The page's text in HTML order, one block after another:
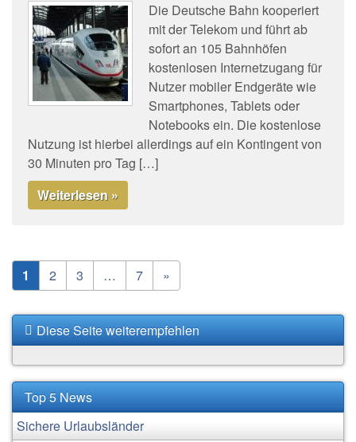
Die Deutsche Bahn kooperiert
mit der Telekom und führt ab
sofort an 105 Bahnhöfen
kostenlosen Internetzugang für
Nutzer mobiler Endgeräte wie
Smartphones, Tablets oder
Notebooks ein. Die kostenlose
Nutzung ist hierbei allerdings auf ein Kontingent von
30 Minuten pro Tag […]
Weiterlesen »
1 2 3 … 7 »
Diese Seite weiterempfehlen
Top 5 News
Sichere Urlaubsländer